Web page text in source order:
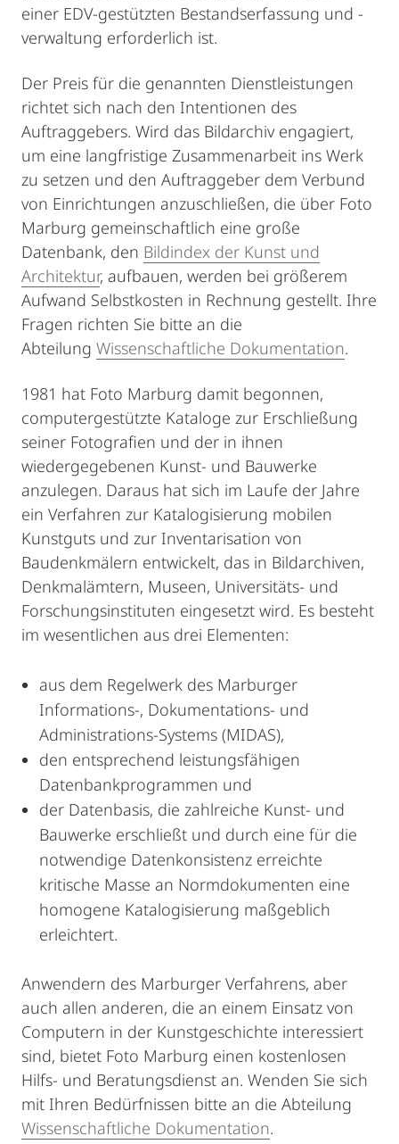
einer EDV-gestützten Bestandserfassung und -
verwaltung erforderlich ist.
Der Preis für die genannten Dienstleistungen
richtet sich nach den Intentionen des
Auftraggebers. Wird das Bildarchiv engagiert,
um eine langfristige Zusammenarbeit ins Werk
zu setzen und den Auftraggeber dem Verbund
von Einrichtungen anzuschließen, die über Foto
Marburg gemeinschaftlich eine große
Datenbank, den Bildindex der Kunst und
Architektur, aufbauen, werden bei größerem
Aufwand Selbstkosten in Rechnung gestellt. Ihre
Fragen richten Sie bitte an die
Abteilung Wissenschaftliche Dokumentation.
1981 hat Foto Marburg damit begonnen,
computergestützte Kataloge zur Erschließung
seiner Fotografien und der in ihnen
wiedergegebenen Kunst- und Bauwerke
anzulegen. Daraus hat sich im Laufe der Jahre
ein Verfahren zur Katalogisierung mobilen
Kunstguts und zur Inventarisation von
Baudenkmälern entwickelt, das in Bildarchiven,
Denkmalämtern, Museen, Universitäts- und
Forschungsinstituten eingesetzt wird. Es besteht
im wesentlichen aus drei Elementen:
aus dem Regelwerk des Marburger
Informations-, Dokumentations- und
Administrations-Systems (MIDAS),
den entsprechend leistungsfähigen
Datenbankprogrammen und
der Datenbasis, die zahlreiche Kunst- und
Bauwerke erschließt und durch eine für die
notwendige Datenkonsistenz erreichte
kritische Masse an Normdokumenten eine
homogene Katalogisierung maßgeblich
erleichtert.
Anwendern des Marburger Verfahrens, aber
auch allen anderen, die an einem Einsatz von
Computern in der Kunstgeschichte interessiert
sind, bietet Foto Marburg einen kostenlosen
Hilfs- und Beratungsdienst an. Wenden Sie sich
mit Ihren Bedürfnissen bitte an die Abteilung
Wissenschaftliche Dokumentation.